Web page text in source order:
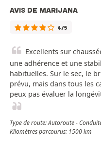
AVIS DE MARIJANA
4/5
Excellents sur
une adhérence et une
habituelles. Sur le sec, le
prévu, mais dans tous les
peux pas évaluer la
Type de route: Autoroute -
Kilomètres parcourus: 1500 km